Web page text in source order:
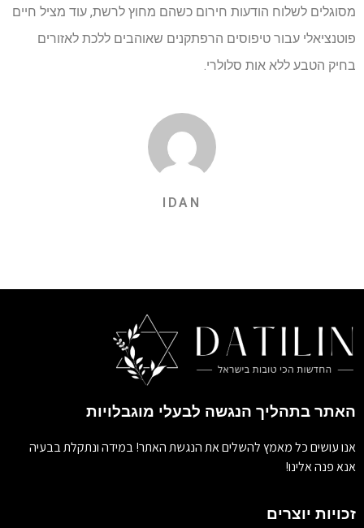
מסוגלים לשלוח הודעות חירום כשהם מחוץ לרשת, עוד מציל חיים
פוטנציאלי עבור טיפוסים הרפתקנים שאוהבים ללכת לאזורים
בחיק הטבע ללא אות סלולרי.
IDAN
האתר בתהליך הנגשה לבעלי מוגבלויות
אנו עושים כל מאמץ להשלים את הנגשת האתר! במידה ונתקלת בבעיה
אנא פנה אלינו!
זכויות יוצרים